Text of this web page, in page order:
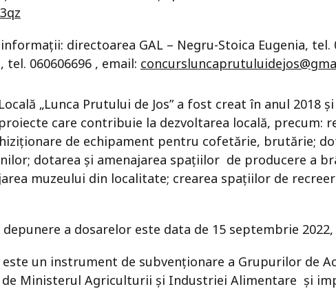
directoarea GAL – Negru-Stoica Eugenia, tel.
060606696 , email:
„Lunca Prutului de Jos” a fost creat în anul 2018
care contribuie la dezvoltarea locală, precum:
de echipament pentru cofetărie, brutărie;
dotarea și amenajarea spațiilor de producere a
muzeului din localitate; crearea spațiilor de
a dosarelor este data de 15 septembrie 2022,
este un instrument de subvenționare a Grupurilor de
de Ministerul Agriculturii şi Industriei Alimentare și